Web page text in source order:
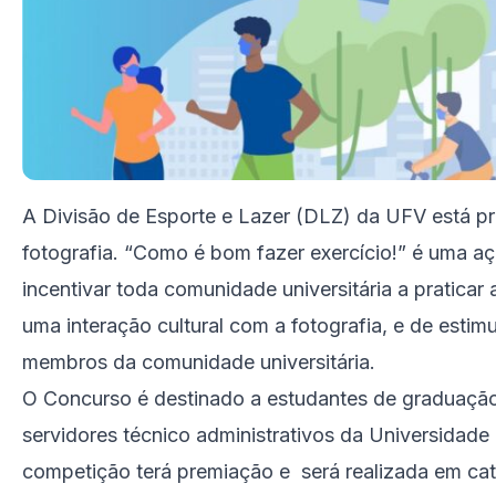
A Divisão de Esporte e Lazer (DLZ) da UFV está
fotografia. “Como é bom fazer exercício!” é uma
incentivar toda comunidade universitária a praticar
uma interação cultural com a fotografia, e de
membros da comunidade universitária.
O Concurso é destinado a estudantes de
servidores técnico administrativos da Universidade
competição terá premiação e será realizada em